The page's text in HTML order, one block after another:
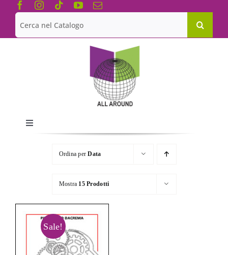
Salta
contenuto
Cerca
per:
Toggle
Navigation
Chi siamo
Le Collane
Catalogo
Ordina perData
Mostra 15 Prodotti
Sale!